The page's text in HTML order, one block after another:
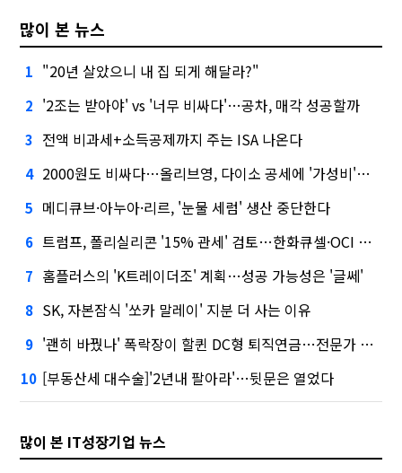
많이 본 뉴스
1 "20년 살았으니 내 집 되게 해달라?"
2 '2조는 받아야' vs '너무 비싸다'…공차, 매각 성공할까
3 전액 비과세+소득공제까지 주는 ISA 나온다
4 2000원도 비싸다…올리브영, 다이소 공세에 '가성비'로 맞불
5 메디큐브·아누아·리르, '눈물 세럼' 생산 중단한다
6 트럼프, 폴리실리콘 '15% 관세' 검토…한화큐셀·OCI 영향은?
7 홈플러스의 'K트레이더조' 계획…성공 가능성은 '글쎄'
8 SK, 자본잠식 '쏘카 말레이' 지분 더 사는 이유
9 '괜히 바꿨나' 폭락장이 할퀸 DC형 퇴직연금…전문가 조언은
10 [부동산세 대수술]'2년내 팔아라'…뒷문은 열었다
많이 본 IT성장기업 뉴스